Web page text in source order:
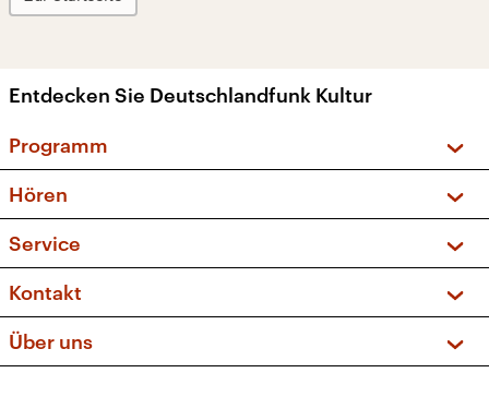
Entdecken Sie Deutschlandfunk Kultur
Programm
Sendungen und Podcasts
Musikliste
Kakadu – Das Kinderprogramm
Hören
Frequenzen (UKW + DAB+)
Service
FAQ
Apps
Newsletter
Kontakt
Social Media
Über uns